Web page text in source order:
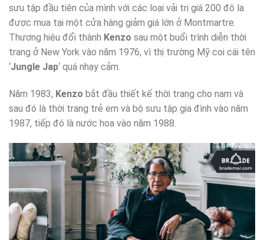
sưu tập đầu tiên của mình với các loại vải trị giá 200 đô la
được mua tại một cửa hàng giảm giá lớn ở Montmartre.
Thương hiệu đổi thành Kenzo sau một buổi trình diễn thời
trang ở New York vào năm 1976, vì thị trường Mỹ coi cái tên
‘Jungle Jap‘ quá nhạy cảm.
Năm 1983, Kenzo bắt đầu thiết kế thời trang cho nam và
sau đó là thời trang trẻ em và bộ sưu tập gia đình vào năm
1987, tiếp đó là nước hoa vào năm 1988.